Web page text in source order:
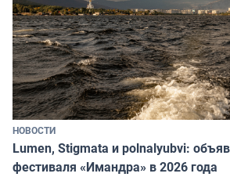
НОВОСТИ
Lumen, Stigmata и polnalyubvi:
фестиваля «Имандра» в 2026 года